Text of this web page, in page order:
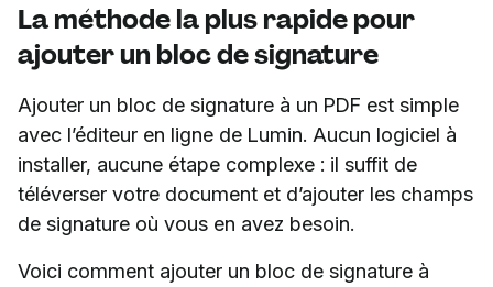
La méthode la plus rapide pour
ajouter un bloc de signature
Ajouter un bloc de signature à un PDF est simple
avec l’éditeur en ligne de Lumin. Aucun logiciel à
installer, aucune étape complexe : il suffit de
téléverser votre document et d’ajouter les champs
de signature où vous en avez besoin.
Voici comment ajouter un bloc de signature à